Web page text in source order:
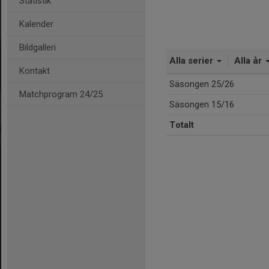
Kalender
Bildgalleri
Kontakt
Matchprogram 24/25
Alla serier Alla år
Säsongen 25/26
Säsongen 15/16
Totalt